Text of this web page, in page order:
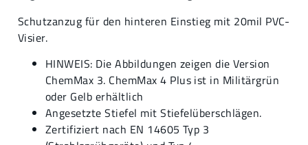
Schutzanzug für den hinteren Einstieg mit 20mil PVC-
Visier.
HINWEIS: Die Abbildungen zeigen die Version
ChemMax 3. ChemMax 4 Plus ist in Militärgrün
oder Gelb erhältlich
Angesetzte Stiefel mit Stiefelüberschlägen.
Zertifiziert nach EN 14605 Typ 3